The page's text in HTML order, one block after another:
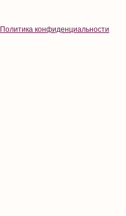
Политика конфиденциальности